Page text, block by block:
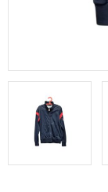
pagamento
Privacy
Policy
Il